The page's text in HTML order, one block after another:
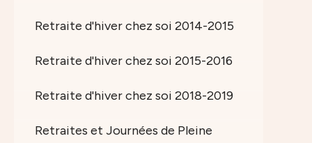
Retraite d'hiver chez soi 2014-2015
Retraite d'hiver chez soi 2015-2016
Retraite d'hiver chez soi 2018-2019
Retraites et Journées de Pleine